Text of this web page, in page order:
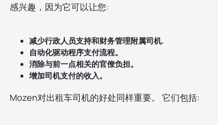
感兴趣，因为它可以让您:
减少行政人员支持和财务管理附属司机.
自动化驱动程序支付流程。
消除与前一点相关的官僚负担。
增加司机支付的收入。
Mozen对出租车司机的好处同样重要。 它们包括: